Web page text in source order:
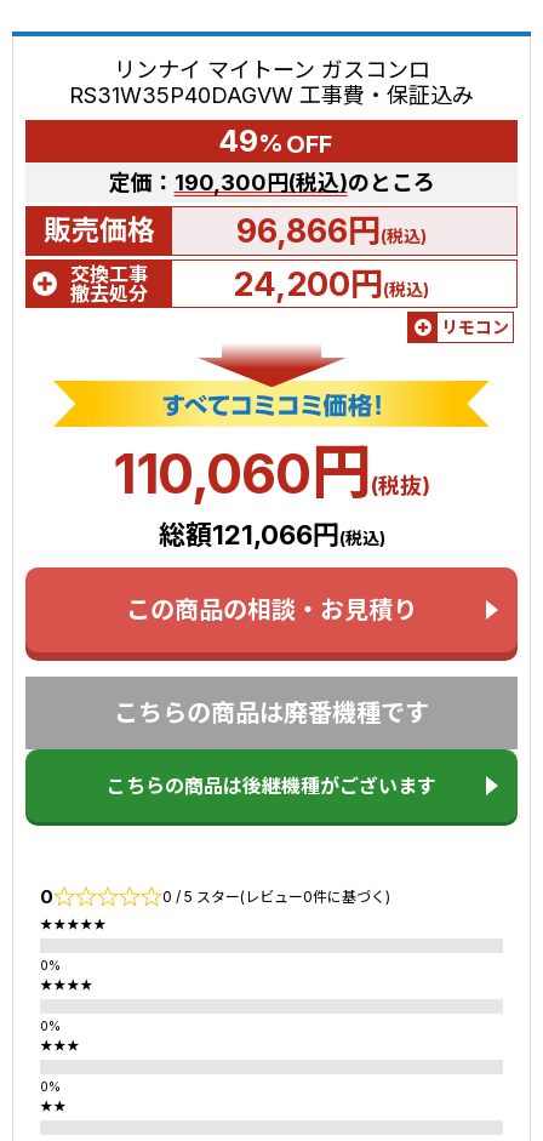
リンナイ マイトーン ガスコンロ
RS31W35P40DAGVW 工事費・保証込み
49% OFF
定価： 190,300円(税込)のところ
販売価格 96,866円(税込)
交換工事
撤去処分
24,200円(税込)
リモコン
110,060円(税抜)
総額121,066円(税込)
この商品の相談・お見積り
こちらの商品は廃番機種です
こちらの商品は後継機種がございます
0 0 / 5 スター(レビュー0件に基づく)
★★★★★
★★★★
★★★
★★